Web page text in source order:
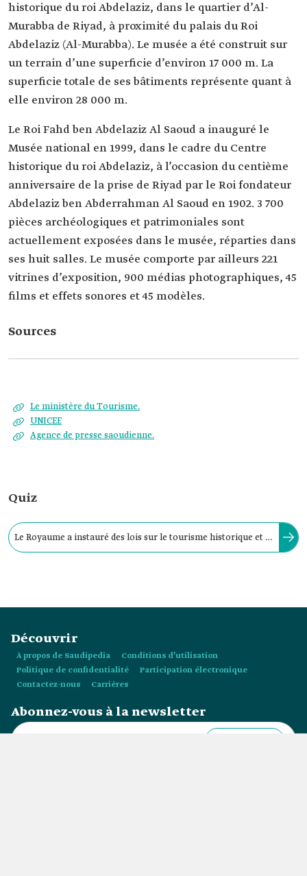
historique du roi Abdelaziz, dans le quartier d’Al-
Murabba de Riyad, à proximité du palais du Roi
Abdelaziz (Al-Murabba). Le musée a été construit sur
un terrain d’une superficie d’environ 17 000 m. La
superficie totale de ses bâtiments représente quant à
elle environ 28 000 m.
Le Roi Fahd ben Abdelaziz Al Saoud a inauguré le
Musée national en 1999, dans le cadre du Centre
historique du roi Abdelaziz, à l’occasion du centième
anniversaire de la prise de Riyad par le Roi fondateur
Abdelaziz ben Abderrahman Al Saoud en 1902. 3 700
pièces archéologiques et patrimoniales sont
actuellement exposées dans le musée, réparties dans
ses huit salles. Le musée comporte par ailleurs 221
vitrines d’exposition, 900 médias photographiques, 45
films et effets sonores et 45 modèles.
Sources
Le ministère du Tourisme.
UNICEF.
Agence de presse saoudienne.
Quiz
Le Royaume a instauré des lois sur le tourisme historique et a
été sujettes à la loi sur les antiquités publiée en :
Découvrir
À propos de Saudipedia
Conditions d’utilisation
Politique de confidentialité
Participation électronique
Contactez-nous
Carrières
Abonnez-vous à la newsletter